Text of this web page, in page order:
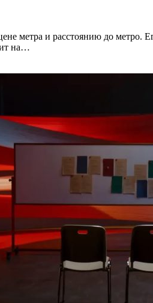
метра и расстоянию до метро.
на…